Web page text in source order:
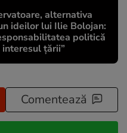
alternativa
ideilor lui Ilie Bolojan:
politică
țării”
Comentează